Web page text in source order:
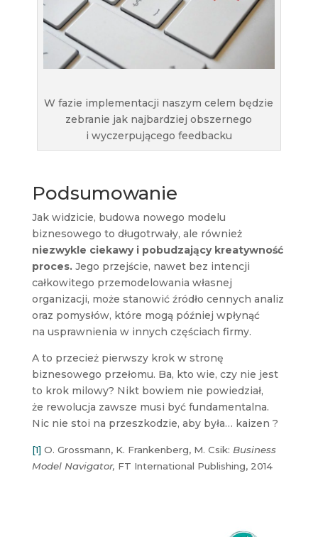
W fazie implementacji naszym celem będzie
zebranie jak najbardziej obszernego
i wyczerpującego feedbacku
Podsumowanie
Jak widzicie, budowa nowego modelu
biznesowego to długotrwały, ale również
niezwykle ciekawy i pobudzający kreatywność
proces.Jego przejście, nawet bez intencji
całkowitego przemodelowania własnej
organizacji, może stanowić źródło cennych analiz
oraz pomysłów, które mogą później wpłynąć
na usprawnienia w innych częściach firmy.
A to przecież pierwszy krok w stronę
biznesowego przełomu. Ba, kto wie, czy nie jest
to krok milowy? Nikt bowiem nie powiedział,
że rewolucja zawsze musi być fundamentalna.
Nic nie stoi na przeszkodzie, aby była… kaizen ?
[1] O. Grossmann, K. Frankenberg, M. Csik: Business
Model Navigator, FT International Publishing, 2014